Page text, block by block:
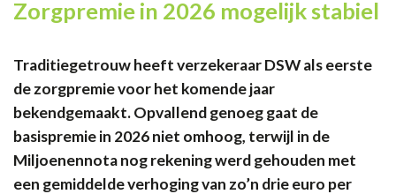
Zorgpremie in 2026 mogelijk stabiel
Traditiegetrouw heeft verzekeraar DSW als eerste
de zorgpremie voor het komende jaar
bekendgemaakt. Opvallend genoeg gaat de
basispremie in 2026 niet omhoog, terwijl in de
Miljoenennota nog rekening werd gehouden met
een gemiddelde verhoging van zo’n drie euro per